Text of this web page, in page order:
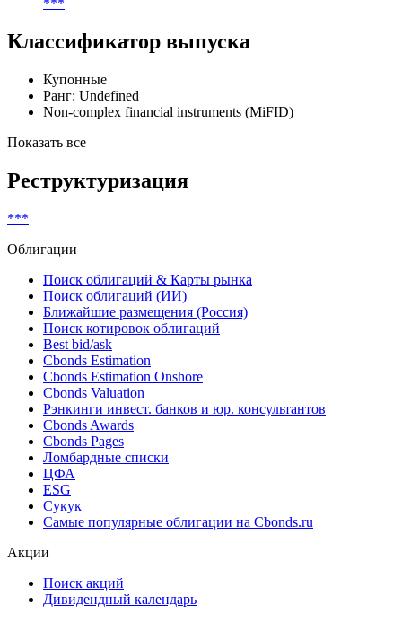
***
Классификатор выпуска
Купонные
Ранг: Undefined
Non-complex financial instruments (MiFID)
Показать все
Реструктуризация
***
Облигации
Поиск облигаций & Карты рынка
Поиск облигаций (ИИ)
Ближайшие размещения (Россия)
Поиск котировок облигаций
Best bid/ask
Cbonds Estimation
Cbonds Estimation Onshore
Cbonds Valuation
Рэнкинги инвест. банков и юр. консультантов
Cbonds Awards
Cbonds Pages
Ломбардные списки
ЦФА
ESG
Сукук
Самые популярные облигации на Cbonds.ru
Акции
Поиск акций
Дивидендный календарь